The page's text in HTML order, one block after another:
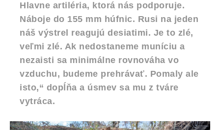
Hlavne artiléria, ktorá nás podporuje.
Náboje do 155 mm húfnic. Rusi na jeden
náš výstrel reagujú desiatimi. Je to zlé,
veľmi zlé. Ak nedostaneme muníciu a
nezaisti sa minimálne rovnováha vo
vzduchu, budeme prehrávať. Pomaly ale
isto,“ dopĺňa a úsmev sa mu z tváre
vytráca.